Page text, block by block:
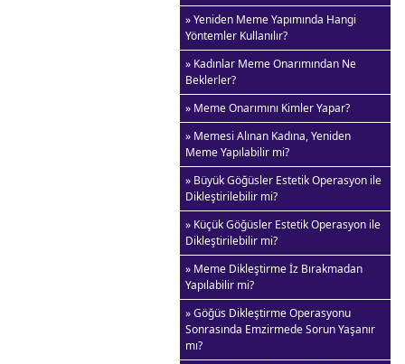
» Yeniden Meme Yapımında Hangi
Yöntemler Kullanılır?
» Kadınlar Meme Onarımından Ne
Beklerler?
» Meme Onarımını Kimler Yapar?
» Memesi Alınan Kadına, Yeniden
Meme Yapılabilir mi?
» Büyük Göğüsler Estetik Operasyon ile
Dikleştirilebilir mi?
» Küçük Göğüsler Estetik Operasyon ile
Dikleştirilebilir mi?
» Meme Dikleştirme İz Bırakmadan
Yapılabilir mi?
» Göğüs Dikleştirme Operasyonu
Sonrasında Emzirmede Sorun Yaşanır
mı?